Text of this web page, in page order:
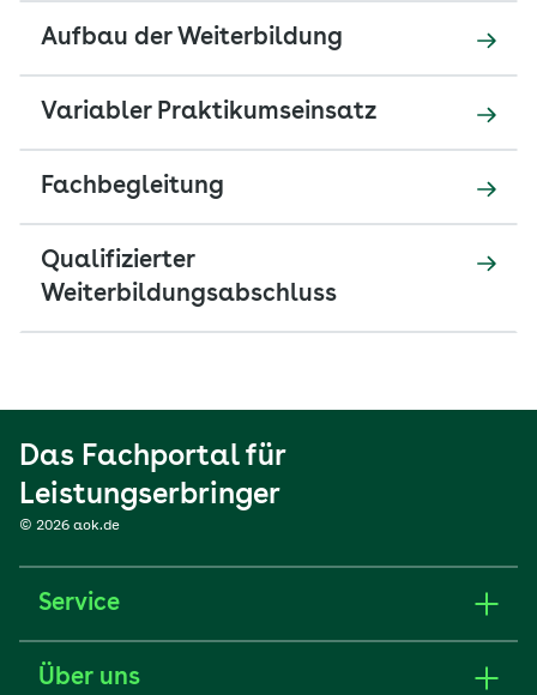
Aufbau der Weiterbildung
Variabler Praktikumseinsatz
Fachbegleitung
Qualifizierter
Weiterbildungsabschluss
Das Fachportal für
Leistungserbringer
© 2026 aok.de
Service
Über uns